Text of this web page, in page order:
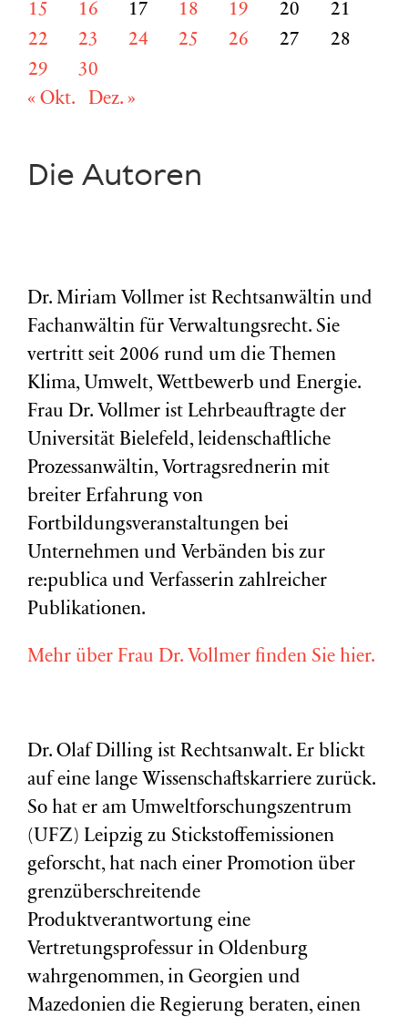
15 16 17 18 19 20
21
22
23 24 25 26 27
28
29
30
« Okt.
Dez. »
Die Autoren
Dr. Miriam Vollmer ist Rechtsanwältin und
Fachanwältin für Verwaltungsrecht. Sie
vertritt seit 2006 rund um die Themen
Klima, Umwelt, Wettbewerb und Energie.
Frau Dr. Vollmer ist Lehrbeauftragte der
Universität Bielefeld, leidenschaftliche
Prozessanwältin, Vortragsrednerin mit
breiter Erfahrung von
Fortbildungsveranstaltungen bei
Unternehmen und Verbänden bis zur
re:publica und Verfasserin zahlreicher
Publikationen.
Mehr über Frau Dr. Vollmer finden Sie hier.
Dr. Olaf Dilling ist Rechtsanwalt. Er blickt
auf eine lange Wissenschaftskarriere zurück.
So hat er am Umweltforschungszentrum
(UFZ) Leipzig zu Stickstoffemissionen
geforscht, hat nach einer Promotion über
grenzüberschreitende
Produktverantwortung eine
Vertretungsprofessur in Oldenburg
wahrgenommen, in Georgien und
Mazedonien die Regierung beraten, einen